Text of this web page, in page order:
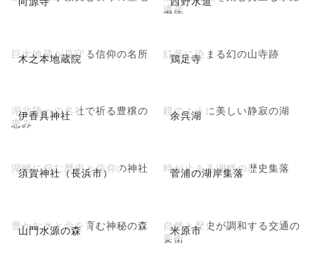
遺産
木之本地蔵院
巨大地蔵が見守る信仰の名所 鶏足寺
紅葉に染まる幻の山寺跡
伊香具神社
湖北随一の名社で祈る豊穣の
恵み
余呉湖
鏡のように美しい静寂の湖
須賀神社（長浜市）
湖畔に佇む歴史と信仰の神社 菅浦の湖岸集落
時が止まる湖畔の歴史集落
山門水源の森
豊かな水と命を育む神秘の森 米原市
自然と歴史が調和する交通の
要衝